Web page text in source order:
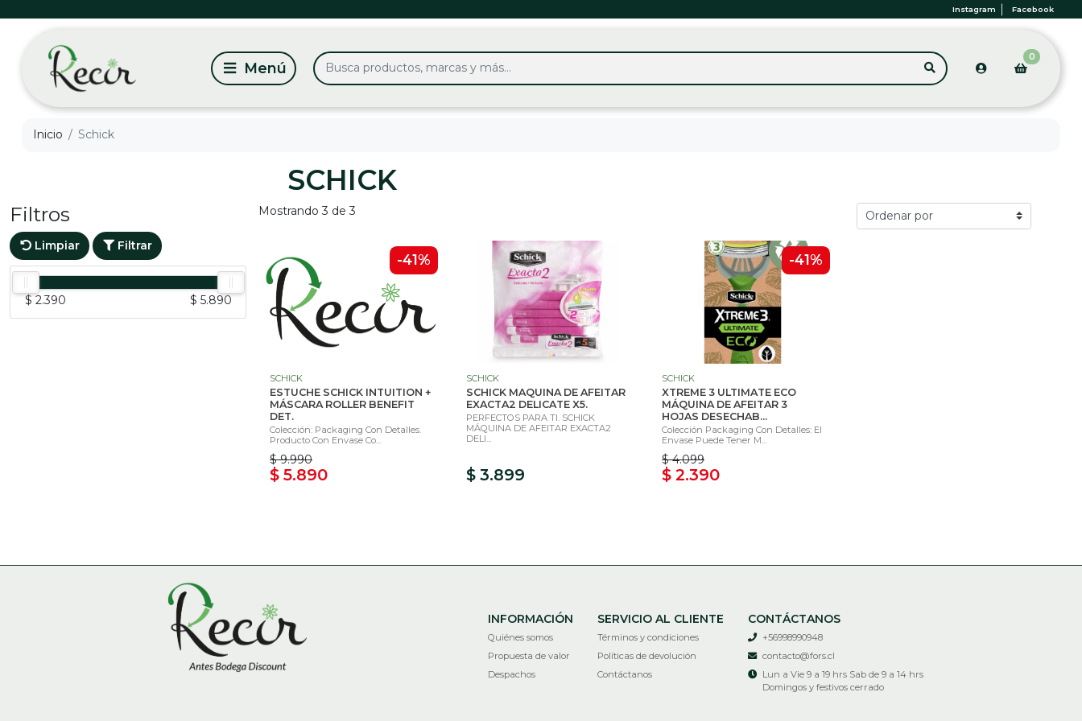
Instagram Facebook
0
Inicio Schick
SCHICK
Filtros
Limpiar Filtrar
$ 2.390 $ 5.890
Mostrando 3 de 3
-41%
SCHICK
ESTUCHE SCHICK INTUITION +
MÁSCARA ROLLER BENEFIT
DET.
Colección: Packaging Con Detalles.
Producto Con Envase Co...
$ 9.990
$ 5.890
SCHICK
SCHICK MAQUINA DE AFEITAR
EXACTA2 DELICATE X5.
PERFECTOS PARA TI. SCHICK
MÁQUINA DE AFEITAR EXACTA2
DELI...
$ 3.899
-41%
SCHICK
XTREME 3 ULTIMATE ECO
MÁQUINA DE AFEITAR 3
HOJAS DESECHAB...
Colección Packaging Con Detalles: El
Envase Puede Tener M...
$ 4.099
$ 2.390
INFORMACIÓN
Quiénes somos
Propuesta de valor
Despachos
SERVICIO AL CLIENTE
Términos y condiciones
Políticas de devolución
Contáctanos
CONTÁCTANOS
+56998990948
contacto@fors.cl
Lun a Vie 9 a 19 hrs Sab de 9 a 14 hrs
Domingos y festivos cerrado